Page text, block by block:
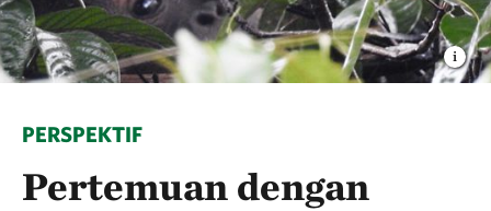
PERSPEKTIF
Pertemuan dengan